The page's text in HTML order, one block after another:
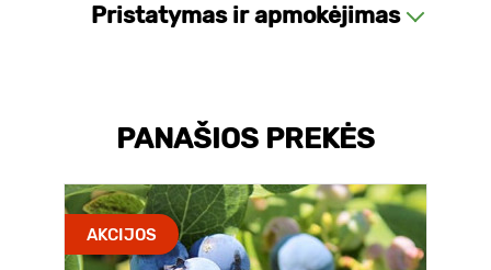
Pristatymas ir apmokėjimas
PANAŠIOS PREKĖS
AKCIJOS